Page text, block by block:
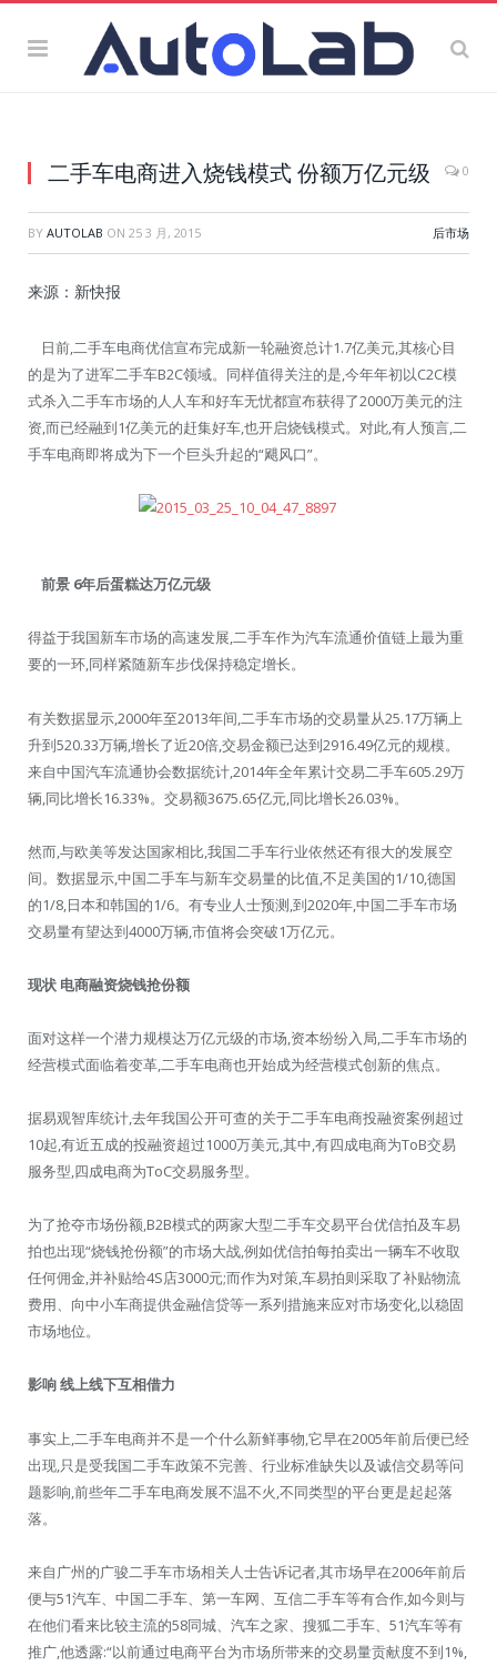
二手车电商进入烧钱模式 份额万亿元级 0
BY AUTOLAB ON 25 3 月, 2015 后市场
来源：新快报
日前,二手车电商优信宣布完成新一轮融资总计1.7亿美元,其核心目
的是为了进军二手车B2C领域。同样值得关注的是,今年年初以C2C模
式杀入二手车市场的人人车和好车无忧都宣布获得了2000万美元的注
资,而已经融到1亿美元的赶集好车,也开启烧钱模式。对此,有人预言,二
手车电商即将成为下一个巨头升起的“飓风口”。
前景 6年后蛋糕达万亿元级
得益于我国新车市场的高速发展,二手车作为汽车流通价值链上最为重
要的一环,同样紧随新车步伐保持稳定增长。
有关数据显示,2000年至2013年间,二手车市场的交易量从25.17万辆上
升到520.33万辆,增长了近20倍,交易金额已达到2916.49亿元的规模。
来自中国汽车流通协会数据统计,2014年全年累计交易二手车605.29万
辆,同比增长16.33%。交易额3675.65亿元,同比增长26.03%。
然而,与欧美等发达国家相比,我国二手车行业依然还有很大的发展空
间。数据显示,中国二手车与新车交易量的比值,不足美国的1/10,德国
的1/8,日本和韩国的1/6。有专业人士预测,到2020年,中国二手车市场
交易量有望达到4000万辆,市值将会突破1万亿元。
现状 电商融资烧钱抢份额
面对这样一个潜力规模达万亿元级的市场,资本纷纷入局,二手车市场的
经营模式面临着变革,二手车电商也开始成为经营模式创新的焦点。
据易观智库统计,去年我国公开可查的关于二手车电商投融资案例超过
10起,有近五成的投融资超过1000万美元,其中,有四成电商为ToB交易
服务型,四成电商为ToC交易服务型。
为了抢夺市场份额,B2B模式的两家大型二手车交易平台优信拍及车易
拍也出现“烧钱抢份额”的市场大战,例如优信拍每拍卖出一辆车不收取
任何佣金,并补贴给4S店3000元;而作为对策,车易拍则采取了补贴物流
费用、向中小车商提供金融信贷等一系列措施来应对市场变化,以稳固
市场地位。
影响 线上线下互相借力
事实上,二手车电商并不是一个什么新鲜事物,它早在2005年前后便已经
出现,只是受我国二手车政策不完善、行业标准缺失以及诚信交易等问
题影响,前些年二手车电商发展不温不火,不同类型的平台更是起起落
落。
来自广州的广骏二手车市场相关人士告诉记者,其市场早在2006年前后
便与51汽车、中国二手车、第一车网、互信二手车等有合作,如今则与
在他们看来比较主流的58同城、汽车之家、搜狐二手车、51汽车等有
推广,他透露:“以前通过电商平台为市场所带来的交易量贡献度不到1%,